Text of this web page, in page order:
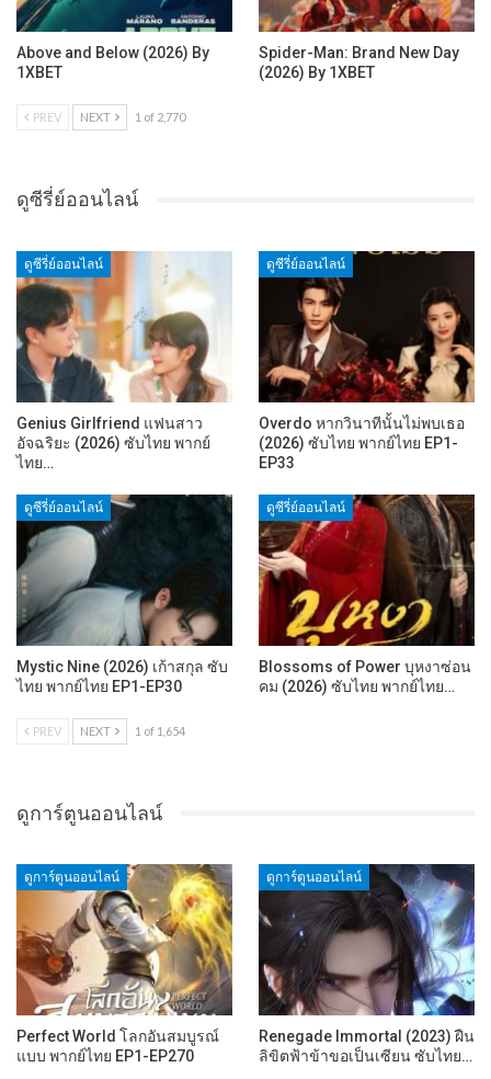
Above and Below (2026) By
1XBET
Spider-Man: Brand New Day
(2026) By 1XBET
PREV NEXT 1 of 2,770
ดูซีรี่ย์ออนไลน์
ดูซีรี่ย์ออนไลน์
Genius Girlfriend แฟนสาว
อัจฉริยะ (2026) ซับไทย พากย์
ไทย…
ดูซีรี่ย์ออนไลน์
Overdo หากวินาทีนั้นไม่พบเธอ
(2026) ซับไทย พากย์ไทย EP1-
EP33
ดูซีรี่ย์ออนไลน์
Mystic Nine (2026) เก้าสกุล ซับ
ไทย พากย์ไทย EP1-EP30
ดูซีรี่ย์ออนไลน์
Blossoms of Power บุหงาซ่อน
คม (2026) ซับไทย พากย์ไทย…
PREV NEXT 1 of 1,654
ดูการ์ตูนออนไลน์
ดูการ์ตูนออนไลน์
Perfect World โลกอันสมบูรณ์
แบบ พากย์ไทย EP1-EP270
ดูการ์ตูนออนไลน์
Renegade Immortal (2023) ฝืน
ลิขิตฟ้าข้าขอเป็นเซียน ซับไทย…